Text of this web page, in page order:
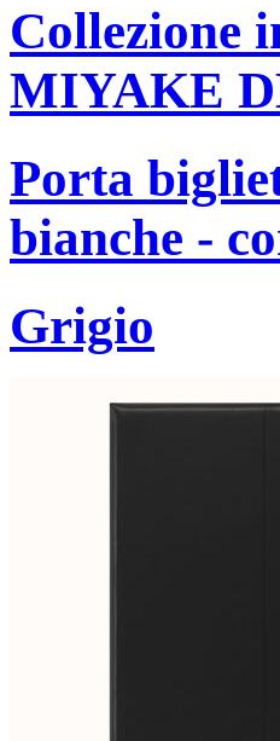
Collezione
MIYAKE
Porta
bianche -
Grigio